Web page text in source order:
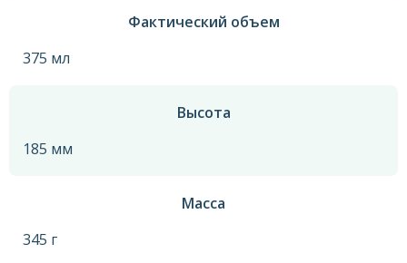
Фактический объем
375 мл
Высота
185 мм
Масса
345 г